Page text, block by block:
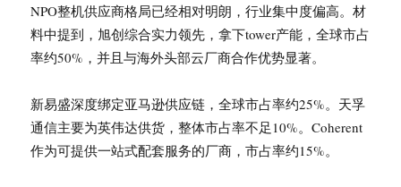
NPO整机供应商格局已经相对明朗，行业集中度偏高。材
料中提到，旭创综合实力领先，拿下tower产能，全球市占
率约50%，并且与海外头部云厂商合作优势显著。
新易盛深度绑定亚马逊供应链，全球市占率约25%。天孚
通信主要为英伟达供货，整体市占率不足10%。Coherent
作为可提供一站式配套服务的厂商，市占率约15%。